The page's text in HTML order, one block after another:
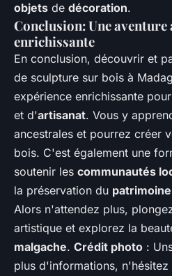
objets de décoration.
Conclusion: Une
enrichissante
En conclusion, découvrir et
de sculpture sur bois à
expérience enrichissante
et d'artisanat. Vous y
ancestrales et pourrez créer
bois. C'est également une
soutenir les communautés
la préservation du patrimoine
Alors n'attendez plus,
artistique et explorez la
malgache. Crédit photo :
plus d'informations,